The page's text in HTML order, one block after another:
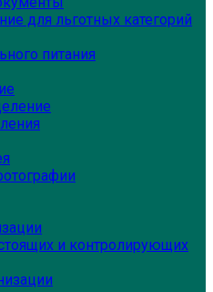
для льготных категорий
питания
и контролирующих